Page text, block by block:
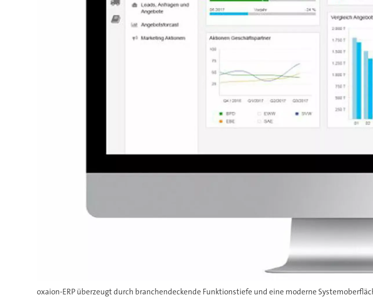
oxaion-ERP überzeugt durch branchendeckende Funktionstiefe und eine moderne